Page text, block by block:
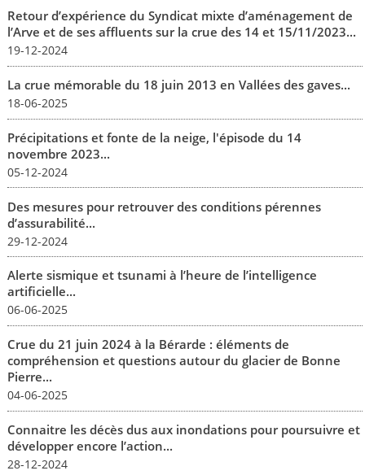
Retour d’expérience du Syndicat mixte d’aménagement de
l’Arve et de ses affluents sur la crue des 14 et 15/11/2023...
19-12-2024
La crue mémorable du 18 juin 2013 en Vallées des gaves...
18-06-2025
Précipitations et fonte de la neige, l'épisode du 14
novembre 2023...
05-12-2024
Des mesures pour retrouver des conditions pérennes
d’assurabilité...
29-12-2024
Alerte sismique et tsunami à l’heure de l’intelligence
artificielle...
06-06-2025
Crue du 21 juin 2024 à la Bérarde : éléments de
compréhension et questions autour du glacier de Bonne
Pierre...
04-06-2025
Connaitre les décès dus aux inondations pour poursuivre et
développer encore l’action...
28-12-2024